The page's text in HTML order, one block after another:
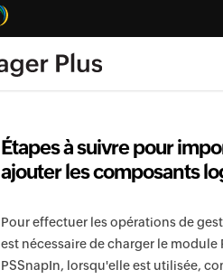
Étapes à suivre pour
ajouter les composants
Pour effectuer les opérations de
est nécessaire de charger le
PSSnapIn, lorsqu'elle est utilisée,